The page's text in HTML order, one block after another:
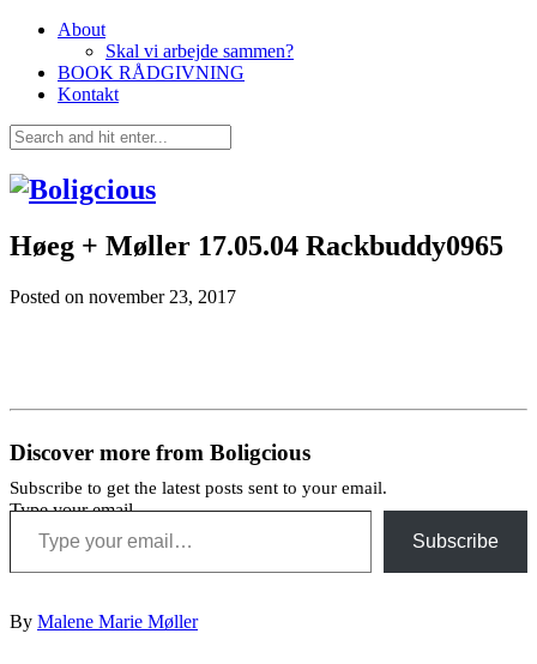
About
Skal vi arbejde sammen?
BOOK RÅDGIVNING
Kontakt
Høeg + Møller 17.05.04 Rackbuddy0965
Posted on november 23, 2017
Discover more from Boligcious
Subscribe to get the latest posts sent to your email.
Type your email…
Subscribe
By Malene Marie Møller